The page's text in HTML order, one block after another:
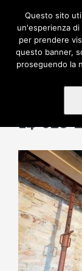
contenuto
14-028-2
Questo sito
un'esperienza
per prendere
questo banner,
proseguendo la